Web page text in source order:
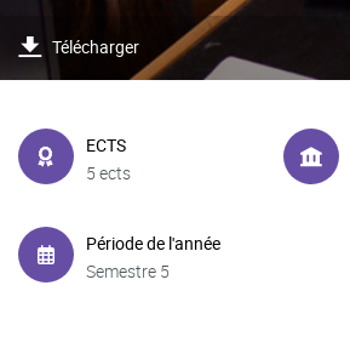
Télécharger
ECTS
5 ects
Période de l'année
Semestre 5